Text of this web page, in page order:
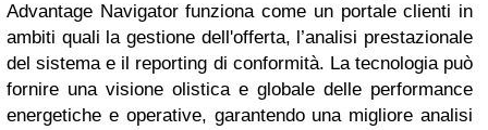
Advantage Navigator funziona come un portale clienti in
ambiti quali la gestione dell'offerta, l’analisi prestazionale
del sistema e il reporting di conformità. La tecnologia può
fornire una visione olistica e globale delle performance
energetiche e operative, garantendo una migliore analisi